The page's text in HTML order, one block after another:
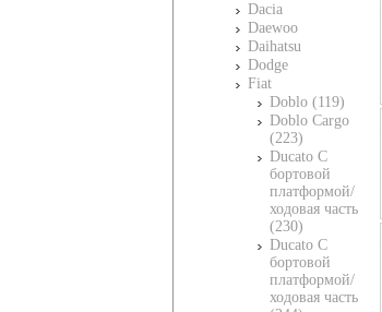
Dacia
Daewoo
Daihatsu
Dodge
Fiat
Doblo (119)
Doblo Cargo
(223)
Ducato C
бортовой
платформой/
ходовая часть
(230)
Ducato C
бортовой
платформой/
ходовая часть